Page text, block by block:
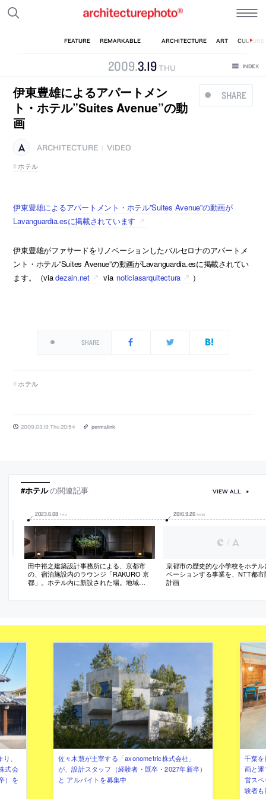
2009.3.19THU
SHARE
伊東豊雄によるアパートメン
ト・ホテル”Suites Avenue”の動
画
ARCHITECTURE
VIDEO
ホテル
伊東豊雄によるアパートメント・ホテル”Suites Avenue”の動画が
Lavanguardia.esに掲載されています
伊東豊雄がファサードをリノベーションしたバルセロナのアパートメ
ント・ホテル”Suites Avenue”の動画がLavanguardia.esに掲載されてい
ます。（viadezain.net via noticiasarquitectura ）
SHARE
ホテル
2009.03.19 Thu 20:54 permalink
#ホテルの関連記事
2023.6.08 THU
田中裕之建築設計事務所による、京都市
の、宿泊施設内のラウンジ「RAKURO 京
都」。ホテル内に新設された場。地域文
め、既存に“町家の形式”を見出して美意識
徴する“奥庭”も作る
2016.9.26 MON
京都市の歴史的な小学校をホテル
ベーションする事業を、NTT都市
計画
VIEW ALL
、
式会
）を
佐々木慧が主宰する「axonometric株式会社」
が、設計スタッフ（経験者・既卒・2027年新卒）
と アルバイトを募集中
千葉
画と
営ス
験者